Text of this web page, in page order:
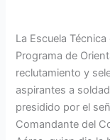
La Escuela
Programa de
reclutamiento y
aspirantes a
presidido por el
Comandante del